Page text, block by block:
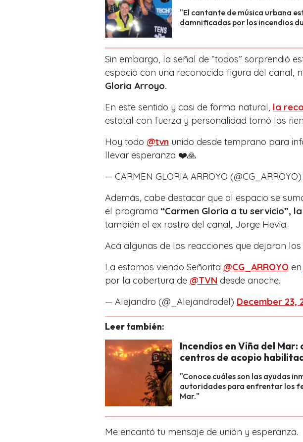
"El cantante de música urbana
damnificadas por los incendios
Sin embargo, la señal de “todos” sorprendió
espacio con una reconocida figura del canal,
Gloria Arroyo.
En este sentido y casi de forma natural, la
estatal con fuerza y personalidad tomó las
Hoy todo @tvn unido desde temprano para
llevar esperanza ❤️🙏
— CARMEN GLORIA ARROYO (@CG_ARROYO)
Además, cabe destacar que al espacio se
el programa “Carmen Gloria a tu servicio”,
también el ex rostro del canal, Jorge Hevia.
Acá algunas de las reacciones que dejaron los
La estamos viendo Señorita @CG_ARROYO en
por la cobertura de @TVN desde anoche.
— Alejandro (@_Alejandrodel) December 23,
Leer también:
Incendios en Viña del Mar:
centros de acopio
"Conoce cuáles son las ayudas
autoridades para enfrentar los
Mar."
Me encantó tu mensaje de unión y esperanza.